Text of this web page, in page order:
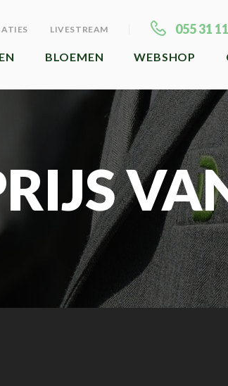
LIVESTREAM 055 31
BLOEMEN WEBSHOP